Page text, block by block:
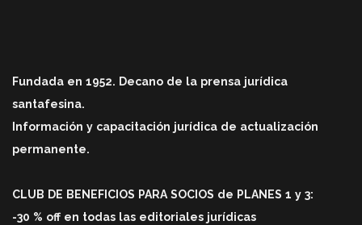
Fundada en 1952. Decano de la prensa jurídica
santafesina.
Información y capacitación jurídica de actualización
permanente.
CLUB DE BENEFICIOS PARA SOCIOS de PLANES 1 y 3:
-30 % off en todas las editoriales jurídicas